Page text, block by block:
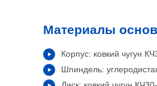
Материалы
Корпус: ковкий чугун
Шпиндель: